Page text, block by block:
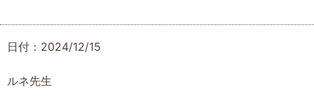
日付：2024/12/15
ルネ先生